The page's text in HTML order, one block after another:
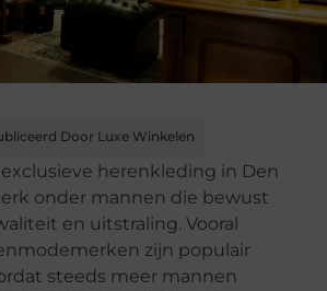
Door Luxe Winkelen
exclusieve herenkleding in Den
onder mannen die bewust
en uitstraling. Vooral
zijn populair
steeds meer mannen